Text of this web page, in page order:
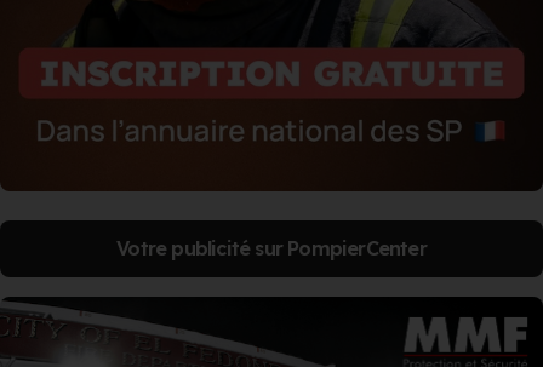
Votre publicité sur PompierCenter